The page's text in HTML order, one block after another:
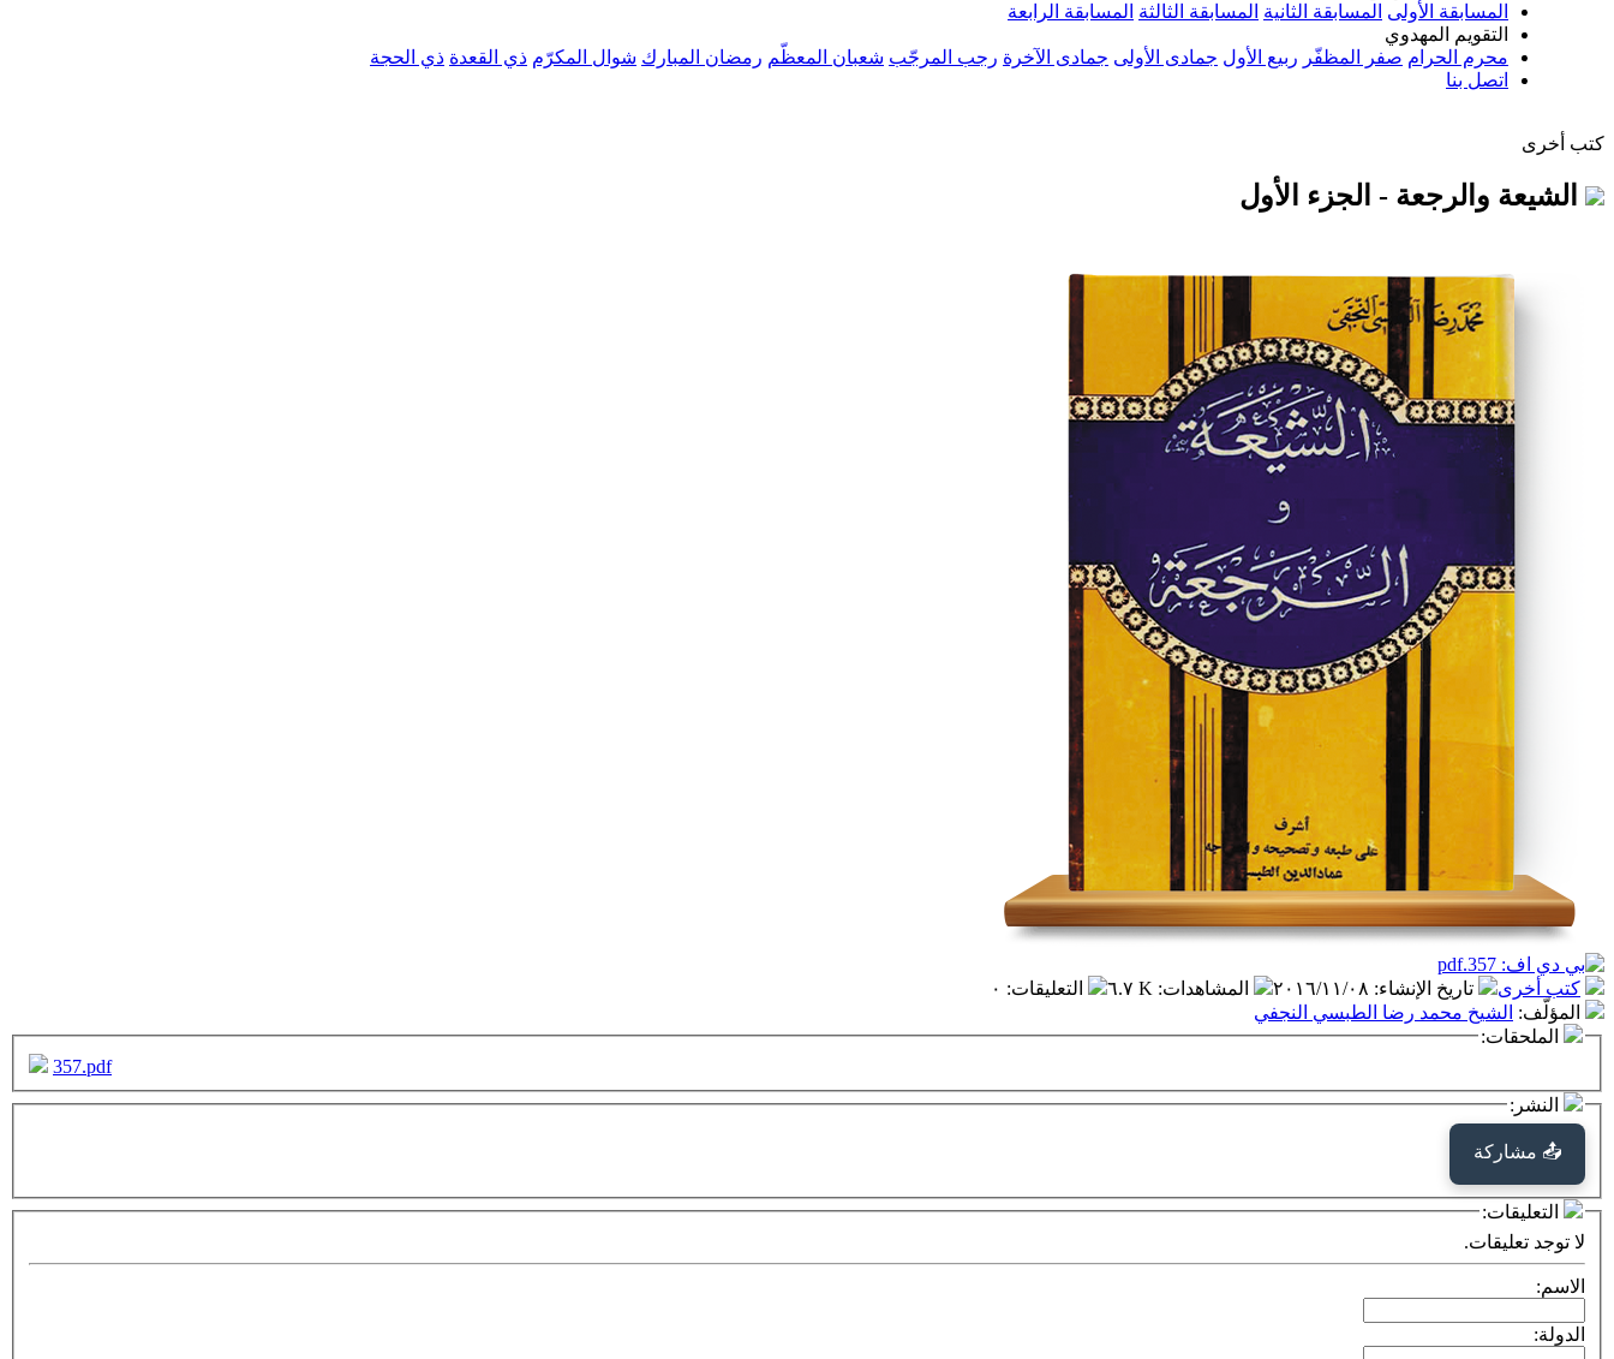
المسابقة الأولى المسابقة الثانية المسابقة الثالثة المسابقة الرابعة
التقويم المهدوي
محرم الحرام صفر المظفّر ربيع الأول جمادى الأولى جمادى الآخرة رجب المرجّب شعبان المعظّم رمضان المبارك شوال المكرّم ذي القعدة ذي الحجة
اتصل بنا
كتب أخرى
الشيعة والرجعة - الجزء الأول
كتب أخرى تاريخ الإنشاء: ٢٠١٦/١١/٠٨ المشاهدات: ٦.٧ K التعليقات: ٠
المؤلّف: الشيخ محمد رضا الطبسي النجفي
الملحقات:
357.pdf
النشر:
📤 مشاركة
التعليقات:
لا توجد تعليقات.
الاسم:
الدولة: